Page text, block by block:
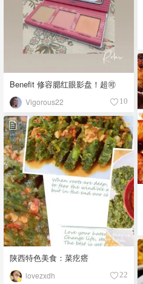
Benefit 修容腮红眼影盘！超🉑️
Vigorous22 10
陕西特色美食：菜疙瘩
lovezxdh 22